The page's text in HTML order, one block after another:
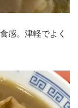
感。津軽でよく